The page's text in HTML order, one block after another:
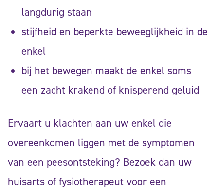
langdurig staan
stijfheid en beperkte beweeglijkheid in de
enkel
bij het bewegen maakt de enkel soms
een zacht krakend of knisperend geluid
Ervaart u klachten aan uw enkel die
overeenkomen liggen met de symptomen
van een peesontsteking? Bezoek dan uw
huisarts of fysiotherapeut voor een